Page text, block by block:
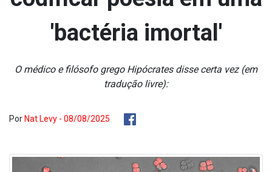
'bactéria imortal'
O médico e filósofo grego Hipócrates disse certa vez (em
tradução livre):
Por Nat Levy - 08/08/2025